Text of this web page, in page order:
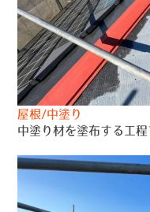
屋根/中塗り
中塗り材を塗布する工程